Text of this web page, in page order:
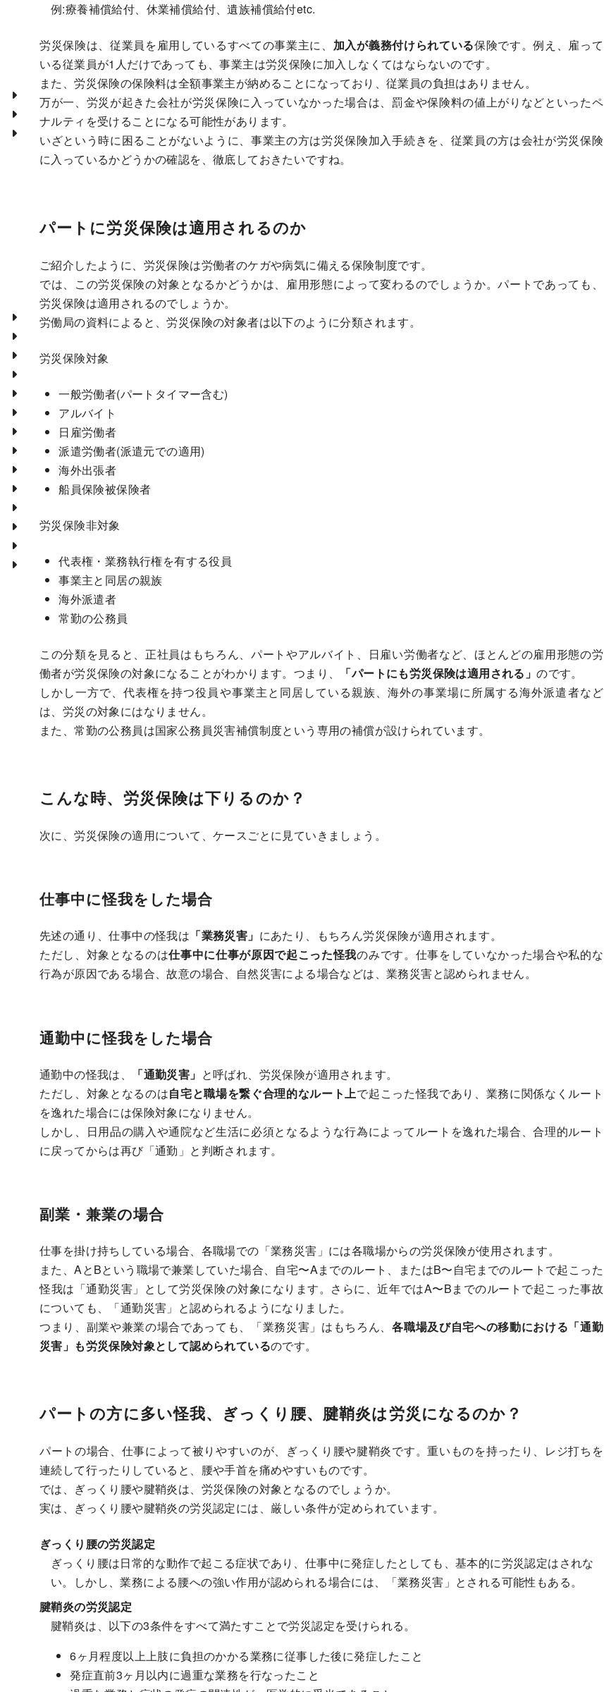
例:療養補償給付、休業補償給付、遺族補償給付etc.
労災保険は、従業員を雇用しているすべての事業主に、 加入が義務付けられている保険です。例え、雇って
いる従業員が1人だけであっても、事業主は労災保険に加入しなくてはならないのです。
また、労災保険の保険料は全額事業主が納めることになっており、従業員の負担はありません。
万が一、労災が起きた会社が労災保険に入っていなかった場合は、罰金や保険料の値上がりなどといったペ
ナルティを受けることになる可能性があります。
いざという時に困ることがないように、事業主の方は労災保険加入手続きを、従業員の方は会社が労災保険
に入っているかどうかの確認を、徹底しておきたいですね。
パートに労災保険は適用されるのか
ご紹介したように、労災保険は労働者のケガや病気に備える保険制度です。
では、この労災保険の対象となるかどうかは、雇用形態によって変わるのでしょうか。パートであっても、
労災保険は適用されるのでしょうか。
労働局の資料によると、労災保険の対象者は以下のように分類されます。
労災保険対象
一般労働者(パートタイマー含む)
アルバイト
日雇労働者
派遣労働者(派遣元での適用)
海外出張者
船員保険被保険者
労災保険非対象
代表権・業務執行権を有する役員
事業主と同居の親族
海外派遣者
常勤の公務員
この分類を見ると、正社員はもちろん、パートやアルバイト、日雇い労働者など、ほとんどの雇用形態の労
働者が労災保険の対象になることがわかります。つまり、
「パートにも労災保険は適用される」のです。
しかし一方で、代表権を持つ役員や事業主と同居している親族、海外の事業場に所属する海外派遣者など
は、労災の対象にはなりません。
また、常勤の公務員は国家公務員災害補償制度という専用の補償が設けられています。
こんな時、労災保険は下りるのか？
次に、労災保険の適用について、ケースごとに見ていきましょう。
仕事中に怪我をした場合
先述の通り、仕事中の怪我は 「業務災害」 にあたり、もちろん労災保険が適用されます。
ただし、対象となるのは仕事中に仕事が原因で起こった怪我のみです。仕事をしていなかった場合や私的な
行為が原因である場合、故意の場合、自然災害による場合などは、業務災害と認められません。
通勤中に怪我をした場合
通勤中の怪我は、 「通勤災害」 と呼ばれ、労災保険が適用されます。
ただし、対象となるのは自宅と職場を繋ぐ合理的なルート上で起こった怪我であり、業務に関係なくルート
を逸れた場合には保険対象になりません。
しかし、日用品の購入や通院など生活に必須となるような行為によってルートを逸れた場合、合理的ルート
に戻ってからは再び「通勤」と判断されます。
副業・兼業の場合
仕事を掛け持ちしている場合、各職場での「業務災害」には各職場からの労災保険が使用されます。
また、AとBという職場で兼業していた場合、自宅〜Aまでのルート、またはB〜自宅までのルートで起こった
怪我は「通勤災害」として労災保険の対象になります。さらに、近年ではA〜Bまでのルートで起こった事故
についても、「通勤災害」と認められるようになりました。
つまり、副業や兼業の場合であっても、「業務災害」はもちろん、各職場及び自宅への移動における「通勤
災害」も労災保険対象として認められているのです。
パートの方に多い怪我、ぎっくり腰、腱鞘炎は労災になるのか？
パートの場合、仕事によって被りやすいのが、ぎっくり腰や腱鞘炎です。重いものを持ったり、レジ打ちを
連続して行ったりしていると、腰や手首を痛めやすいものです。
では、ぎっくり腰や腱鞘炎は、労災保険の対象となるのでしょうか。
実は、ぎっくり腰や腱鞘炎の労災認定には、厳しい条件が定められています。
ぎっくり腰の労災認定
ぎっくり腰は日常的な動作で起こる症状であり、仕事中に発症したとしても、基本的に労災認定はされな
い。しかし、業務による腰への強い作用が認められる場合には、「業務災害」とされる可能性もある。
腱鞘炎の労災認定
腱鞘炎は、以下の3条件をすべて満たすことで労災認定を受けられる。
6ヶ月程度以上上肢に負担のかかる業務に従事した後に発症したこと
発症直前3ヶ月以内に過重な業務を行なったこと